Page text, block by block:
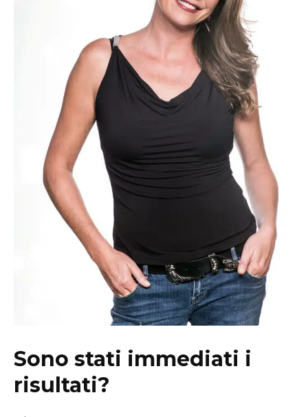
Sono stati immediati i
risultati?